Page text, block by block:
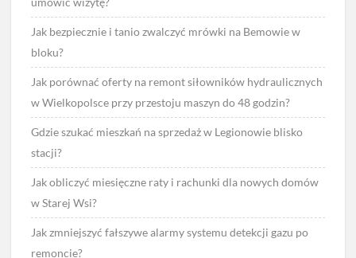
Jak bezpiecznie i tanio zwalczyć mrówki na Bemowie w
bloku?
Jak porównać oferty na remont siłowników hydraulicznych
w Wielkopolsce przy przestoju maszyn do 48 godzin?
Gdzie szukać mieszkań na sprzedaż w Legionowie blisko
stacji?
Jak obliczyć miesięczne raty i rachunki dla nowych domów
w Starej Wsi?
Jak zmniejszyć fałszywe alarmy systemu detekcji gazu po
remoncie?